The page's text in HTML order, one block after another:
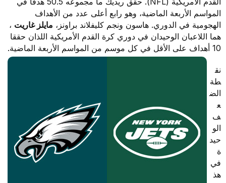
المواسم الأربعة الماضية، وهو رابع أعلى عدد من الأهداف
الهجومية في الدوري. هاسون ونجم كليفلاند براونز،مايلز غاريت،
هما اللاعبان الوحيدان في دوري كرة القدم الأمريكية اللذان حققا
10 أهداف على الأقل في كل موسم من المواسم الأربعة الماضية.
نق
طة
الض
ف
الو
حيد
في
هذ